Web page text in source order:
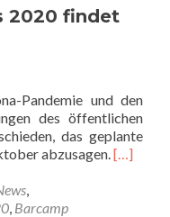
2020 findet
Pandemie und den
des öffentlichen
das geplante
abzusagen.[…]
,
, Barcamp